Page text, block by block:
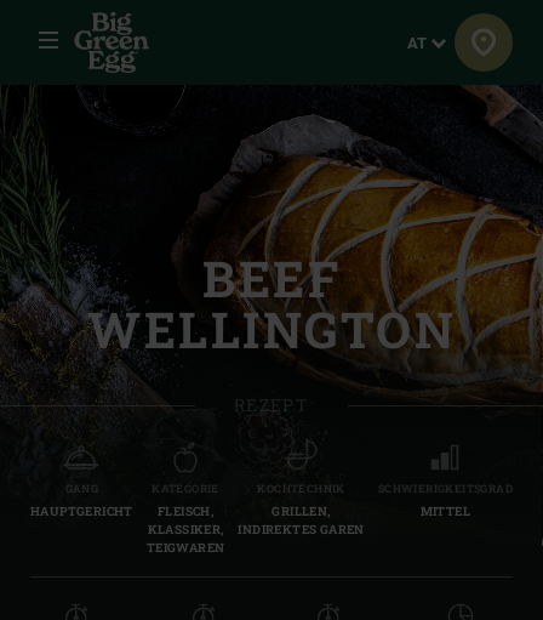
Menü Sprache
AT
BEEF
WELLINGTON
REZEPT
GANG
HAUPTGERICHT
KATEGORIE
FLEISCH,
KLASSIKER,
TEIGWAREN
KOCHTECHNIK
GRILLEN,
INDIREKTES GAREN
SCHWIERIGKEITSGRAD
MITTEL